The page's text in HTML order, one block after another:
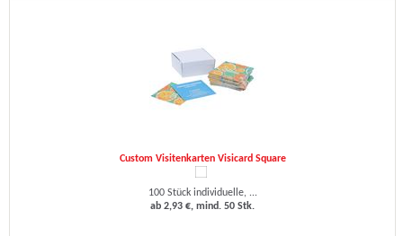
Custom Visitenkarten Visicard Square
100 Stück individuelle, ...
ab 2,93 €, mind. 50 Stk.